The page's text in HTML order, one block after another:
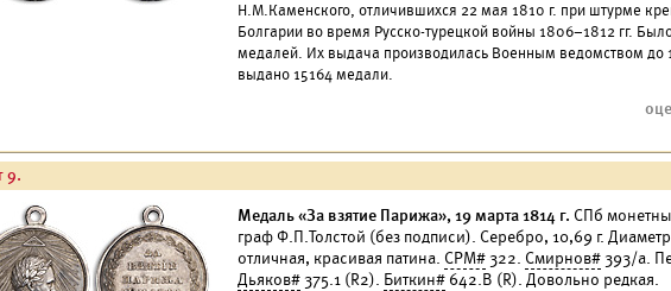
Н.М.Каменского, отличившихся 22 мая 1810 г. при штурме
Болгарии во время Русско-турецкой войны 1806–1812 гг.
медалей. Их выдача производилась Военным ведомством до
выдано 15164 медали.
9.
Медаль «За взятие Парижа», 19 марта 1814 г. СПб
граф Ф.П.Толстой (без подписи). Серебро, 10,69 г.
отличная, красивая патина. СРМ#322. Смирнов#393/а.
Дьяков#375.1 (R2). Биткин# 642.В (R). Довольно редкая.